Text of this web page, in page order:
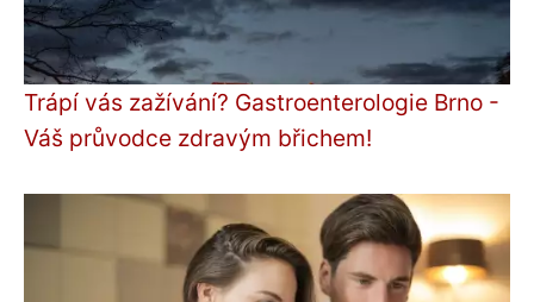
Trápí vás zažívání? Gastroenterologie Brno -
Váš průvodce zdravým břichem!